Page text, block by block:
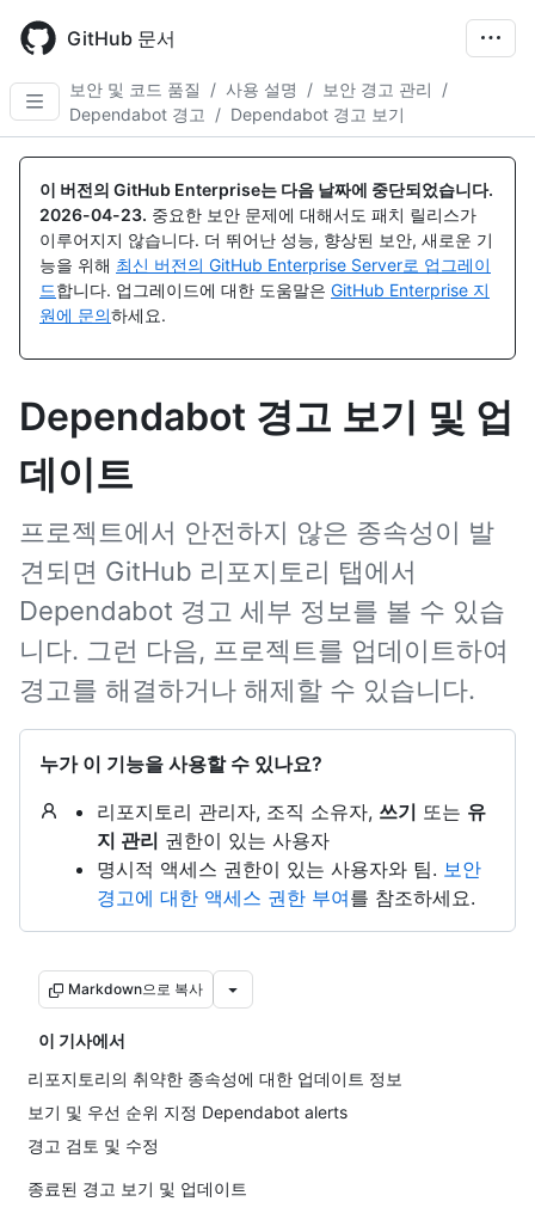
main
content
GitHub 문서
보안 및 코드 품질 / 사용 설명 / 보안 경고 관리
/
Dependabot 경고
/ Dependabot 경고 보기
이 버전의 GitHub Enterprise는 다음 날짜에 중단되었습니다.
2026-04-23. 중요한 보안 문제에 대해서도 패치 릴리스가
이루어지지 않습니다. 더 뛰어난 성능, 향상된 보안, 새로운 기
능을 위해 최신 버전의 GitHub Enterprise Server로 업그레이
드합니다. 업그레이드에 대한 도움말은 GitHub Enterprise 지
원에 문의하세요.
Dependabot 경고 보기 및 업
데이트
프로젝트에서 안전하지 않은 종속성이 발
견되면 GitHub 리포지토리 탭에서
Dependabot 경고 세부 정보를 볼 수 있습
니다. 그런 다음, 프로젝트를 업데이트하여
경고를 해결하거나 해제할 수 있습니다.
누가 이 기능을 사용할 수 있나요?
리포지토리 관리자, 조직 소유자, 쓰기 또는 유
지 관리 권한이 있는 사용자
명시적 액세스 권한이 있는 사용자와 팀. 보안
경고에 대한 액세스 권한 부여를 참조하세요.
Markdown으로 복사
이 기사에서
리포지토리의 취약한 종속성에 대한 업데이트 정보
보기 및 우선 순위 지정 Dependabot alerts
경고 검토 및 수정
종료된 경고 보기 및 업데이트